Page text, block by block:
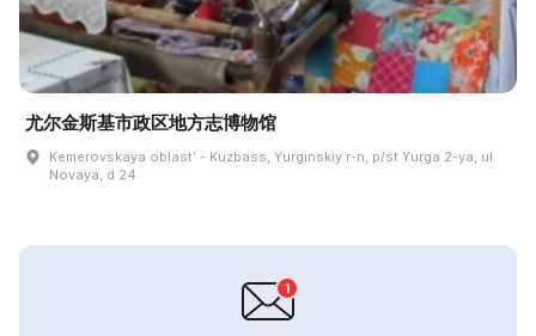
尤尔金斯基市政区地方志博物馆
Kemerovskaya oblastʹ - Kuzbass, Yurginskiy r-n, p/st Yurga 2-ya, ul
Novaya, d 24